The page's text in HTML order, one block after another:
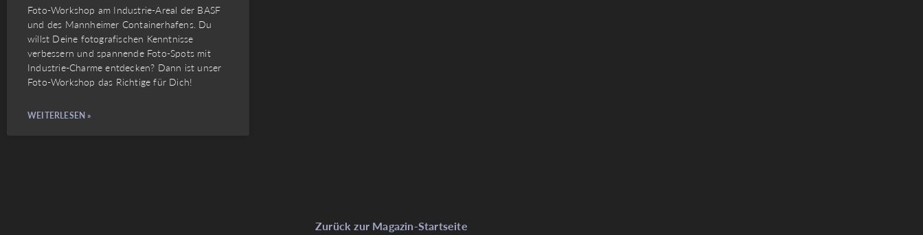
Foto-Workshop am Industrie-Areal der BASF
und des Mannheimer Containerhafens. Du
willst Deine fotografischen Kenntnisse
verbessern und spannende Foto-Spots mit
Industrie-Charme entdecken? Dann ist unser
Foto-Workshop das Richtige für Dich!
WEITERLESEN »
Zurück zur Magazin-Startseite